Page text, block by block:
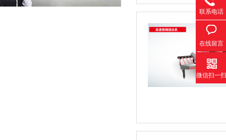
联系电话
在线留言
微信扫一扫